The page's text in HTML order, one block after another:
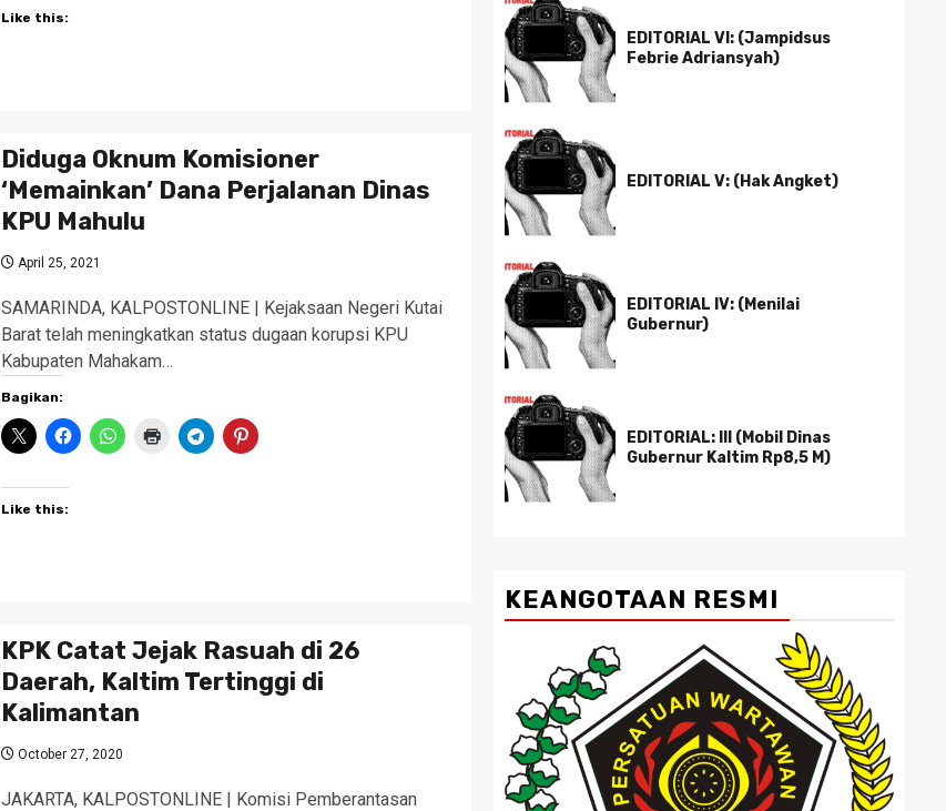
Like this:
Diduga Oknum Komisioner
‘Memainkan’ Dana Perjalanan Dinas
KPU Mahulu
April 25, 2021
SAMARINDA, KALPOSTONLINE | Kejaksaan Negeri Kutai
Barat telah meningkatkan status dugaan korupsi KPU
Kabupaten Mahakam…
Bagikan:
Like this:
KPK Catat Jejak Rasuah di 26
Daerah, Kaltim Tertinggi di
Kalimantan
October 27, 2020
JAKARTA, KALPOSTONLINE | Komisi Pemberantasan
EDITORIAL VI: (Jampidsus
Febrie Adriansyah)
EDITORIAL V: (Hak Angket)
EDITORIAL IV: (Menilai
Gubernur)
EDITORIAL: III (Mobil Dinas
Gubernur Kaltim Rp8,5 M)
KEANGOTAAN RESMI